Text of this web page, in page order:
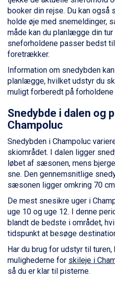
Val Thorens fra DKK
Cervinia fra DKK 5.295
Passo Tonale fra DKK
Saalbach fra DKK 5.945
Sölden fra DKK 8.445
Bad Hofgastein fra DKK
Champoluc fra DKK
Sestriere fra DKK 4.395
Wagrain fra DKK 4.645
Fieberbrunn fra DKK
St. Anton fra DKK 7.245
Zell am See fra DKK
Canazei fra DKK 4.745
Livigno fra DKK 4.145
Ponte di Legno fra DKK
Sauze dOulx fra DKK
Alleghe fra DKK 5.595
Bad Gastein fra DKK
Arabba fra DKK 7.045
La Thuile fra DKK 4.595
Val Thorens fra DKK
Passo Tonale fra DKK
Saalbach fra DKK 5.945
Sölden fra DKK 8.445
booker din rejse. Du kan også
holde øje med snemeldinger,
måde kan du planlægge din
sneforholdene passer bedst
foretrækker.
Information om snedybden
planlægge, hvilket udstyr du
muligt forberedt på
Snedybde i dalen og
Champoluc
Snedybden i Champoluc
skiområdet. I dalen ligger
løbet af sæsonen, mens
sne. Den gennemsnitlige
sæsonen ligger omkring 70
De mest snesikre uger i
uge 10 og uge 12. I denne
blandt de bedste i området,
tidspunkt at besøge
Har du brug for udstyr til
mulighederne for skileje i
så du er klar til pisterne.